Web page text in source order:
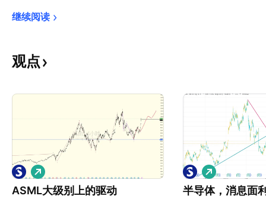
继续阅读
观点
ASML大级别上的驱动
做
多
半导体，消息面
做
多